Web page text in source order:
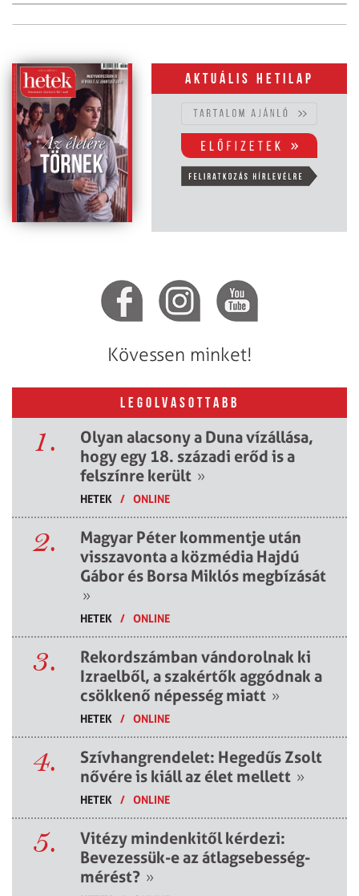
Aktuális hetilap
Kövessen minket!
LEGOLVASOTTABB
1.
Olyan alacsony a Duna vízállása,
hogy egy 18. századi erőd is a
felszínre került »
HETEK / ONLINE
2.
Magyar Péter kommentje után
visszavonta a közmédia Hajdú
Gábor és Borsa Miklós megbízását
»
HETEK / ONLINE
3.
Rekordszámban vándorolnak ki
Izraelből, a szakértők aggódnak a
csökkenő népesség miatt »
HETEK / ONLINE
4.
Szívhangrendelet: Hegedűs Zsolt
nővére is kiáll az élet mellett »
HETEK / ONLINE
5.
Vitézy mindenkitől kérdezi:
Bevezessük-e az átlagsebesség-
mérést? »